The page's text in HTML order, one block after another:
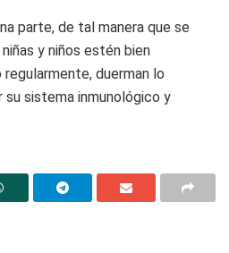
parte, de tal manera que se
y niños estén bien
duerman lo
sistema inmunológico y